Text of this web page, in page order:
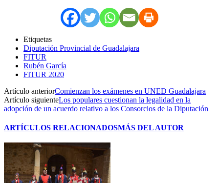
Etiquetas
Diputación Provincial de Guadalajara
FITUR
Rubén García
FITUR 2020
Artículo anteriorComienzan los exámenes en UNED Guadalajara
Artículo siguienteLos populares cuestionan la legalidad en la
adopción de un acuerdo relativo a los Consorcios de la Diputación
ARTÍCULOS RELACIONADOSMÁS DEL AUTOR